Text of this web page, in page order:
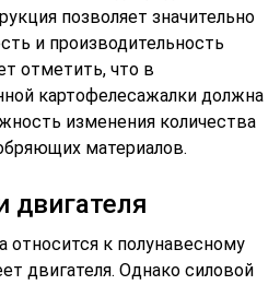
позволяет значительно
и производительность
отметить, что в
картофелесажалки должна
изменения количества
материалов.
двигателя
относится к полунавесному
двигателя. Однако силовой